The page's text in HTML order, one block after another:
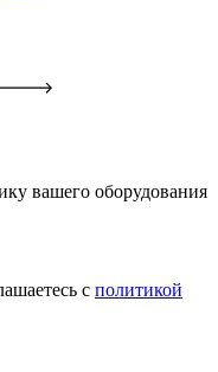
вашего оборудования
с политикой